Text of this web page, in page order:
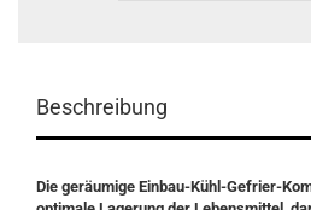
Beschreibung
Die geräumige Einbau-Kühl-Gefrier-